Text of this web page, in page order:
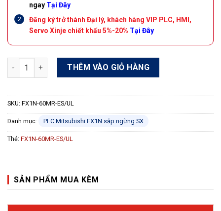
ngay Tại Đây
Đăng ký trở thành Đại lý, khách hàng VIP PLC, HMI,
Servo Xinje chiết khấu 5%-20% Tại Đây
PLC Mitsubishi FX1N-60MR-ES/UL 36 In/24 Out Relay 220VAC
THÊM VÀO GIỎ HÀNG
SKU: FX1N-60MR-ES/UL
Danh mục: PLC Mitsubishi FX1N sắp ngừng SX
Thẻ: FX1N-60MR-ES/UL
SẢN PHẨM MUA KÈM